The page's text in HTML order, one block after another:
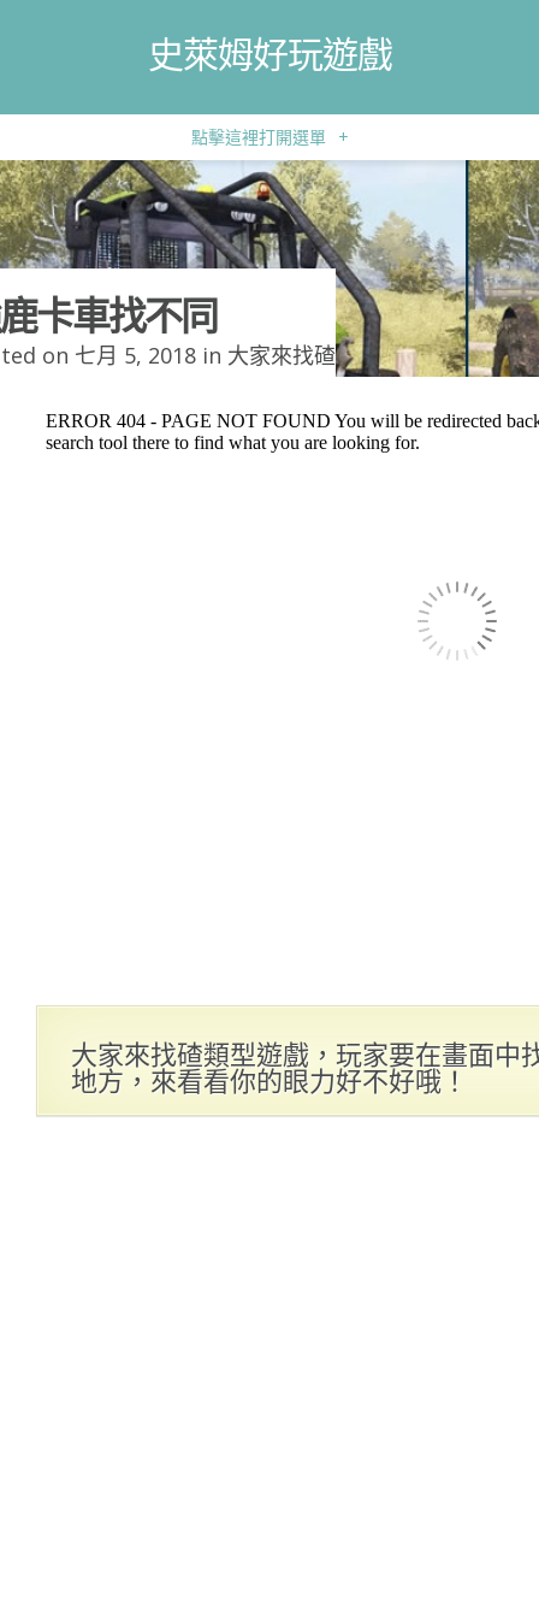
史萊姆好玩遊戲
點擊這裡打開選單 +
卡車找不同
on 七月 5, 2018 in 大家來找碴
大家來找碴類型遊戲，玩家要在畫面中
地方，來看看你的眼力好不好哦！